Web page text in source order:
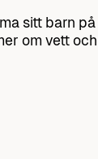
sitt barn
om vett